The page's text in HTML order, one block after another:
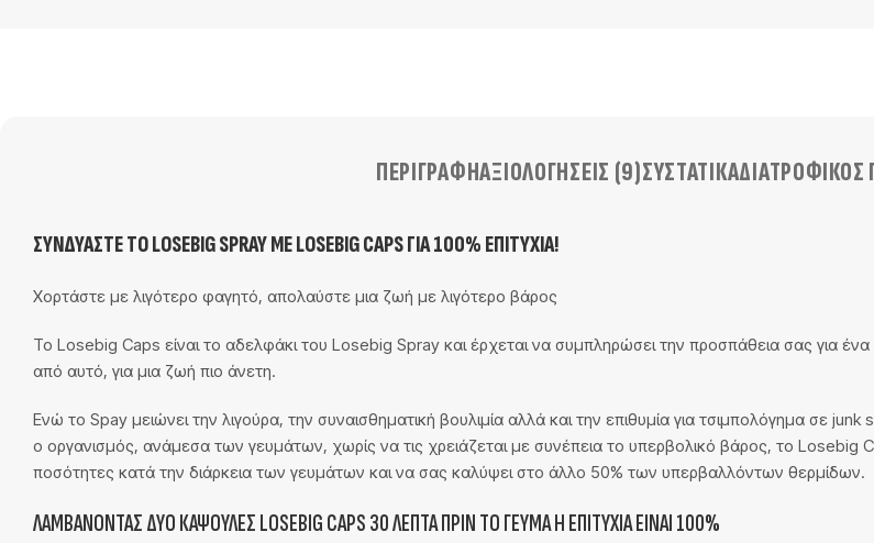
ΠΕΡΙΓΡΑΦΉΑΞΙΟΛΟΓΉΣΕΙΣ (9)ΣΥΣΤΑΤΙΚΑΔΙΑΤΡΟΦΙΚΟΣ
ΣΥΝΔΥΆΣΤΕ ΤΟ LOSEBIG SPRAY ΜΕ LOSEBIG CAPS ΓΙΑ 100% ΕΠΙΤΥΧΊΑ!
Χορτάστε με λιγότερο φαγητό, απολαύστε μια ζωή με λιγότερο βάρος
Το Losebig Caps είναι το αδελφάκι του Losebig Spray και έρχεται να συμπληρώσει την προσπάθεια σας για
από αυτό, για μια ζωή πιο άνετη.
Ενώ το Spay μειώνει την λιγούρα, την συναισθηματική βουλιμία αλλά και την επιθυμία για τσιμπολόγημα σε
ο οργανισμός, ανάμεσα των γευμάτων, χωρίς να τις χρειάζεται με συνέπεια το υπερβολικό βάρος, το Losebig
ποσότητες κατά την διάρκεια των γευμάτων και να σας καλύψει στο άλλο 50% των υπερβαλλόντων θερμίδων.
ΛΑΜΒΆΝΟΝΤΑΣ ΔΎΟ ΚΆΨΟΥΛΕΣ LOSEBIG CAPS 30 ΛΕΠΤΆ ΠΡΙΝ ΤΟ ΓΕΎΜΑ Η ΕΠΙΤΥΧΊΑ ΕΊΝΑΙ 100%